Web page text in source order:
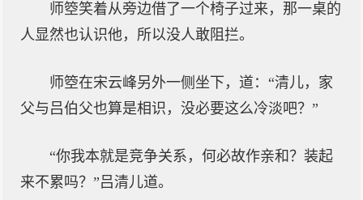
师箜笑着从旁边借了一个椅子过来，那一桌的
人显然也认识他，所以没人敢阻拦。
师箜在宋云峰另外一侧坐下，道：“清儿，家
父与吕伯父也算是相识，没必要这么冷淡吧？”
“你我本就是竞争关系，何必故作亲和？装起
来不累吗？”吕清儿道。